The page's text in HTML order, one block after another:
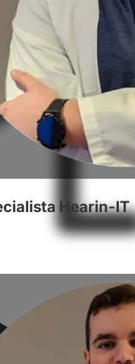
audiólogos
Hearin-IT